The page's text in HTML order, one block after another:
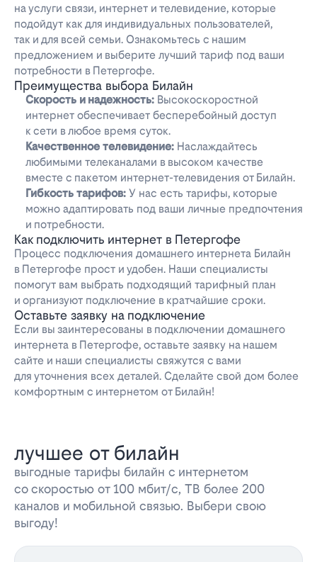
на услуги связи, интернет и телевидение, которые
подойдут как для индивидуальных пользователей,
так и для всей семьи. Ознакомьтесь с нашим
предложением и выберите лучший тариф под ваши
потребности в Петергофе.
Преимущества выбора Билайн
Скорость и надежность: Высокоскоростной
интернет обеспечивает бесперебойный доступ
к сети в любое время суток.
Качественное телевидение: Наслаждайтесь
любимыми телеканалами в высоком качестве
вместе с пакетом интернет-телевидения от Билайн.
Гибкость тарифов: У нас есть тарифы, которые
можно адаптировать под ваши личные предпочтения
и потребности.
Как подключить интернет в Петергофе
Процесс подключения домашнего интернета Билайн
в Петергофе прост и удобен. Наши специалисты
помогут вам выбрать подходящий тарифный план
и организуют подключение в кратчайшие сроки.
Оставьте заявку на подключение
Если вы заинтересованы в подключении домашнего
интернета в Петергофе, оставьте заявку на нашем
сайте и наши специалисты свяжутся с вами
для уточнения всех деталей. Сделайте свой дом более
комфортным с интернетом от Билайн!
лучшее от билайн
выгодные тарифы билайн с интернетом
со скоростью от 100 мбит/с, ТВ более 200
каналов и мобильной связью. Выбери свою
выгоду!